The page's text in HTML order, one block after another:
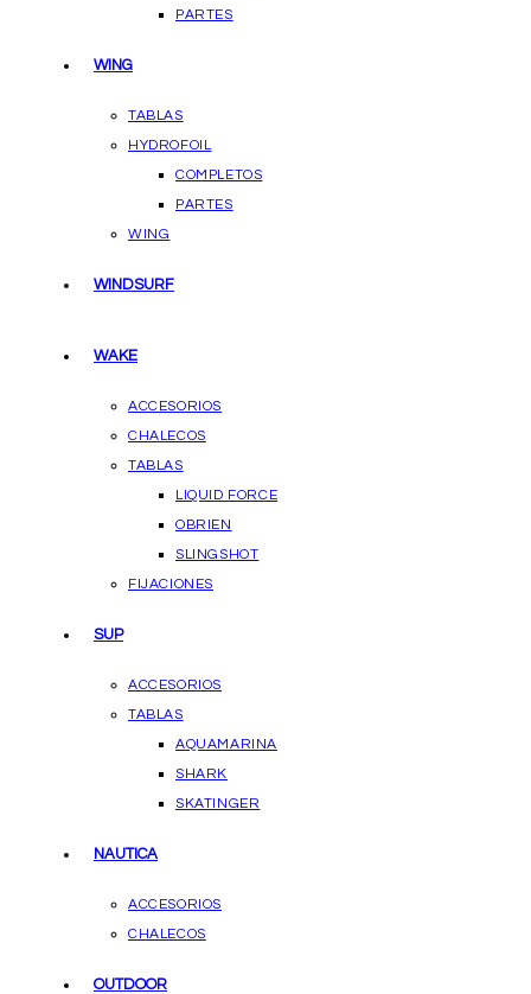
PARTES
WING
TABLAS
HYDROFOIL
COMPLETOS
PARTES
WING
WINDSURF
WAKE
ACCESORIOS
CHALECOS
TABLAS
LIQUID FORCE
OBRIEN
SLINGSHOT
FIJACIONES
SUP
ACCESORIOS
TABLAS
AQUAMARINA
SHARK
SKATINGER
NAUTICA
ACCESORIOS
CHALECOS
OUTDOOR